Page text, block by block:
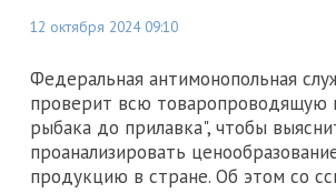
12 октября 2024 09:10
Федеральная антимонопольная
проверит всю товаропроводящую
рыбака до прилавка", чтобы
проанализировать
продукцию в стране. Об этом со